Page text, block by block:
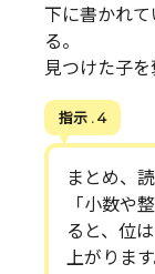
下に書かれ
る。
見つけた子を
指示 . 4
まとめ、読
「小数や
ると、位
上がります